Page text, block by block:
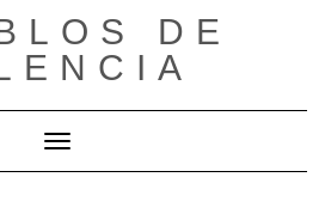
DE
Cambiar modo de navegación